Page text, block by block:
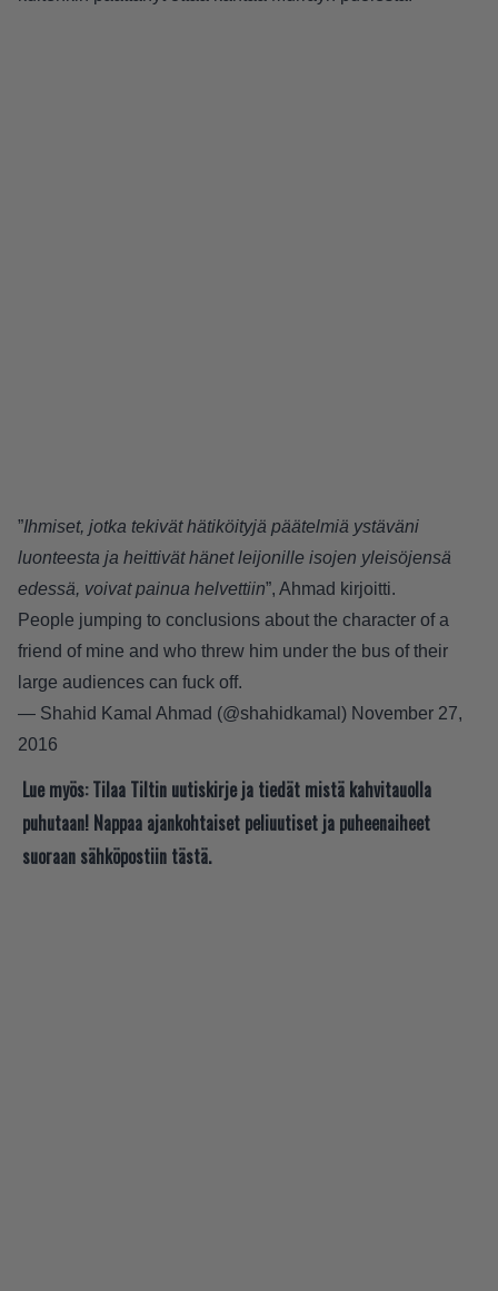
”Ihmiset, jotka tekivät hätiköityjä päätelmiä ystäväni
luonteesta ja heittivät hänet leijonille isojen yleisöjensä
edessä, voivat painua helvettiin”, Ahmad kirjoitti.
People jumping to conclusions about the character of a
friend of mine and who threw him under the bus of their
large audiences can fuck off.
— Shahid Kamal Ahmad (@shahidkamal) November 27,
2016
Lue myös: Tilaa Tiltin uutiskirje ja tiedät mistä kahvitauolla
puhutaan! Nappaa ajankohtaiset peliuutiset ja puheenaiheet
suoraan sähköpostiin tästä.